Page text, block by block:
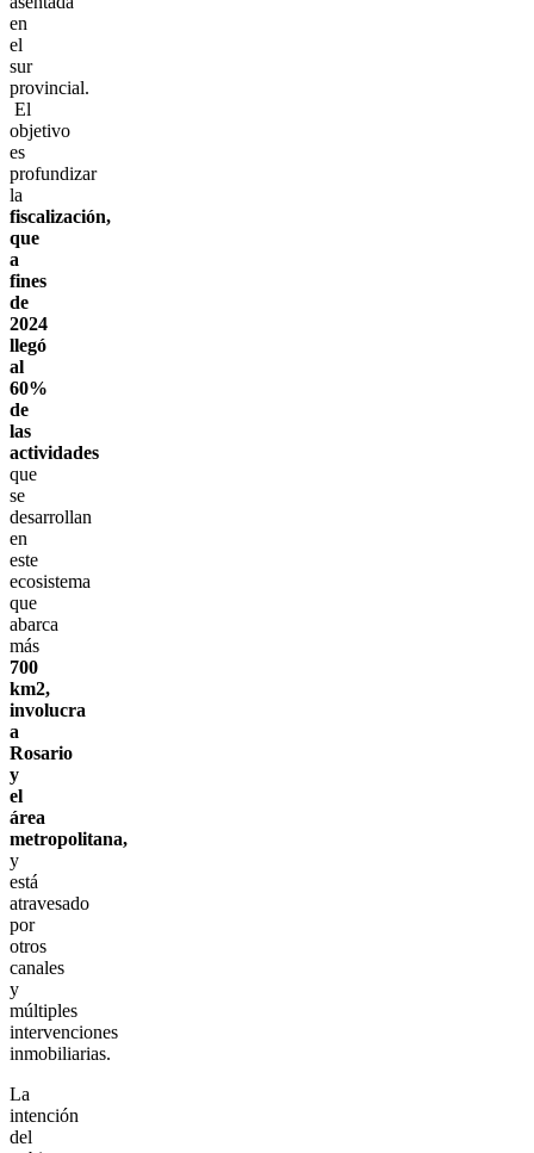
en
el
sur
provincial.
El
objetivo
es
profundizar
la
fiscalización,
que
a
fines
de
2024
llegó
al
60%
de
las
actividades
que
se
desarrollan
en
este
ecosistema
que
abarca
más
700
km2,
involucra
a
Rosario
y
el
área
metropolitana,
y
está
atravesado
por
otros
canales
y
múltiples
intervenciones
inmobiliarias.
La
intención
del